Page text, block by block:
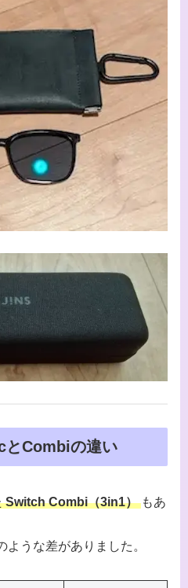
Combiの違い
Switch Combi（3in1） もあ
うな差がありました。